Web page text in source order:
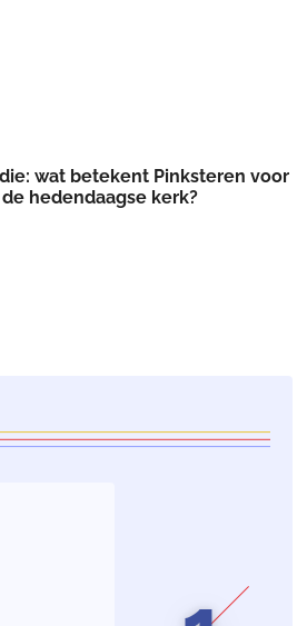
wat betekent Pinksteren voor
hedendaagse kerk?